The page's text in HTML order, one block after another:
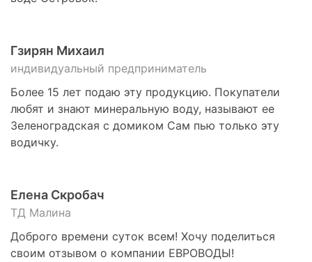
Гзирян Михаил
индивидуальный предприниматель
Более 15 лет подаю эту продукцию. Покупатели
любят и знают минеральную воду, называют ее
Зеленоградская с домиком Сам пью только эту
водичку.
Елена Скробач
ТД Малина
Доброго времени суток всем! Хочу поделиться
своим отзывом о компании ЕВРОВОДЫ!